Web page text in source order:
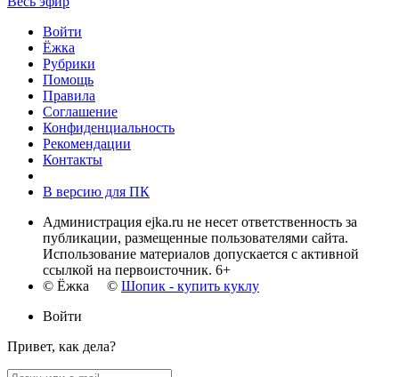
Войти
Ёжка
Рубрики
Помощь
Правила
Соглашение
Конфиденциальность
Рекомендации
Контакты
В версию для ПК
Администрация ejka.ru не несет ответственность за
публикации, размещенные пользователями сайта.
Использование материалов допускается с активной
ссылкой на первоисточник. 6+
© Ёжка © Шопик - купить куклу
Войти
Привет, как дела?